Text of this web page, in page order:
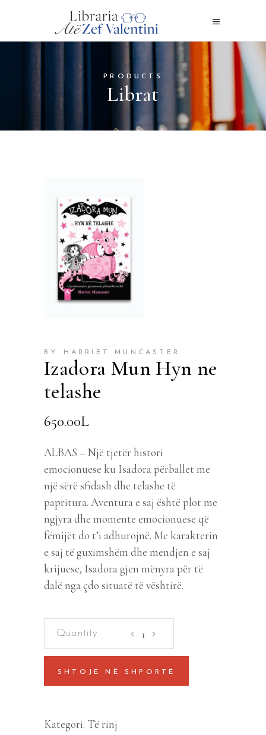
PRODUCTS
Librat
BY HARRIET MUNCASTER
Izadora Mun Hyn ne
telashe
650.00L
ALBAS – Një tjetër histori
emocionuese ku Isadora përballet me
një sërë sfidash dhe telashe të
papritura. Aventura e saj është plot me
ngjyra dhe momente emocionuese që
fëmijët do t’i adhurojnë. Me karakterin
e saj të guximshëm dhe mendjen e saj
krijuese, Isadora gjen mënyra për të
dalë nga çdo situatë të vështirë.
Hyn
ne
SHTOJE NË SHPORTË
Kategori: Të rinj